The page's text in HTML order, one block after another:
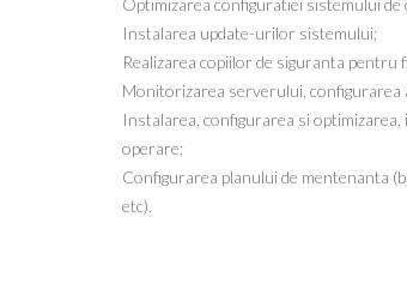
Optimizarea configuratiei sistemului de
Instalarea update-urilor sistemului;
Realizarea copiilor de siguranta
Monitorizarea serverului, configurarea
Instalarea, configurarea si
operare;
Configurarea planului de mentenanta
etc).